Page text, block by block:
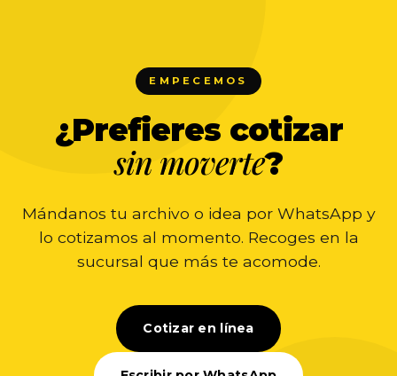
EMPECEMOS
¿Prefieres cotizar
sin moverte?
Mándanos tu archivo o idea por WhatsApp y
lo cotizamos al momento. Recoges en la
sucursal que más te acomode.
Cotizar en línea